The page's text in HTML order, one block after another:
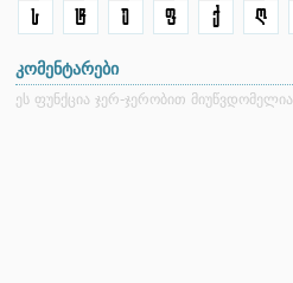
კომენტარები
ეს ფუნქცია ჯერ-ჯერობით მიუწვდომელია